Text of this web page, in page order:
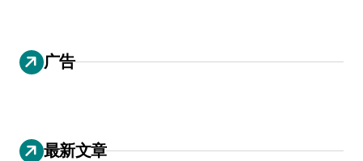
广告
最新文章